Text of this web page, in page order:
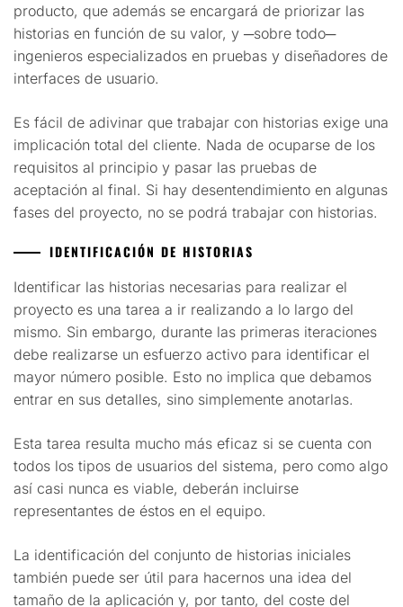
producto, que además se encargará de priorizar las
historias en función de su valor, y ─sobre todo─
ingenieros especializados en pruebas y diseñadores de
interfaces de usuario.
Es fácil de adivinar que trabajar con historias exige una
implicación total del cliente. Nada de ocuparse de los
requisitos al principio y pasar las pruebas de
aceptación al final. Si hay desentendimiento en algunas
fases del proyecto, no se podrá trabajar con historias.
IDENTIFICACIÓN DE HISTORIAS
Identificar las historias necesarias para realizar el
proyecto es una tarea a ir realizando a lo largo del
mismo. Sin embargo, durante las primeras iteraciones
debe realizarse un esfuerzo activo para identificar el
mayor número posible. Esto no implica que debamos
entrar en sus detalles, sino simplemente anotarlas.
Esta tarea resulta mucho más eficaz si se cuenta con
todos los tipos de usuarios del sistema, pero como algo
así casi nunca es viable, deberán incluirse
representantes de éstos en el equipo.
La identificación del conjunto de historias iniciales
también puede ser útil para hacernos una idea del
tamaño de la aplicación y, por tanto, del coste del